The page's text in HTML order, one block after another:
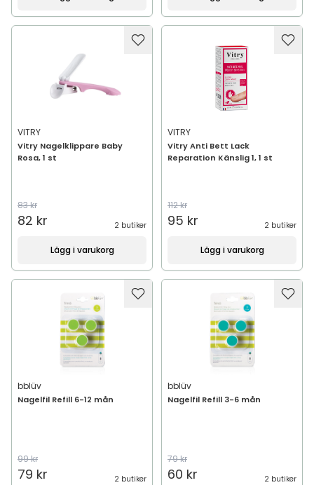
VITRY
Vitry Nagelklippare Baby
Rosa, 1 st
83 kr
82 kr 2 butiker
Lägg i varukorg
VITRY
Vitry Anti Bett Lack
Reparation Känslig 1, 1 st
112 kr
95 kr 2 butiker
Lägg i varukorg
bblüv
Nagelfil Refill 6-12 mån
99 kr
79 kr 2 butiker
bblüv
Nagelfil Refill 3-6 mån
79 kr
60 kr 2 butiker